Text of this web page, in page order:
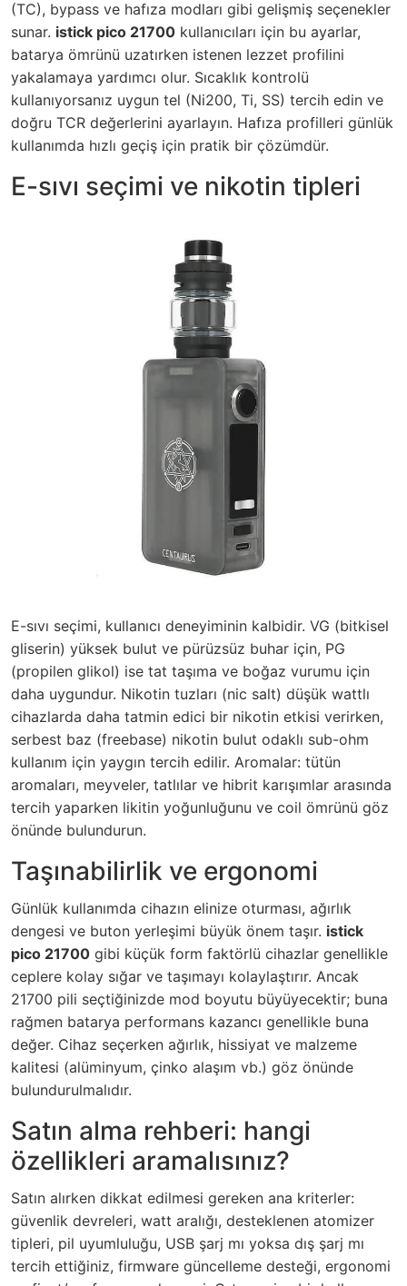
(TC), bypass ve hafıza modları gibi gelişmiş seçenekler
sunar. istick pico 21700 kullanıcıları için bu ayarlar,
batarya ömrünü uzatırken istenen lezzet profilini
yakalamaya yardımcı olur. Sıcaklık kontrolü
kullanıyorsanız uygun tel (Ni200, Ti, SS) tercih edin ve
doğru TCR değerlerini ayarlayın. Hafıza profilleri günlük
kullanımda hızlı geçiş için pratik bir çözümdür.
E-sıvı seçimi ve nikotin tipleri
E-sıvı seçimi, kullanıcı deneyiminin kalbidir. VG (bitkisel
gliserin) yüksek bulut ve pürüzsüz buhar için, PG
(propilen glikol) ise tat taşıma ve boğaz vurumu için
daha uygundur. Nikotin tuzları (nic salt) düşük wattlı
cihazlarda daha tatmin edici bir nikotin etkisi verirken,
serbest baz (freebase) nikotin bulut odaklı sub-ohm
kullanım için yaygın tercih edilir. Aromalar: tütün
aromaları, meyveler, tatlılar ve hibrit karışımlar arasında
tercih yaparken likitin yoğunluğunu ve coil ömrünü göz
önünde bulundurun.
Taşınabilirlik ve ergonomi
Günlük kullanımda cihazın elinize oturması, ağırlık
dengesi ve buton yerleşimi büyük önem taşır. istick
pico 21700 gibi küçük form faktörlü cihazlar genellikle
ceplere kolay sığar ve taşımayı kolaylaştırır. Ancak
21700 pili seçtiğinizde mod boyutu büyüyecektir; buna
rağmen batarya performans kazancı genellikle buna
değer. Cihaz seçerken ağırlık, hissiyat ve malzeme
kalitesi (alüminyum, çinko alaşım vb.) göz önünde
bulundurulmalıdır.
Satın alma rehberi: hangi
özellikleri aramalısınız?
Satın alırken dikkat edilmesi gereken ana kriterler:
güvenlik devreleri, watt aralığı, desteklenen atomizer
tipleri, pil uyumluluğu, USB şarj mı yoksa dış şarj mı
tercih ettiğiniz, firmware güncelleme desteği, ergonomi